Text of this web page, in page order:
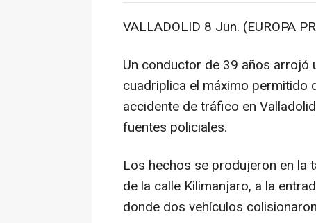
VALLADOLID 8 Jun. (EUROPA
Un conductor de 39 años arrojó
cuadriplica el máximo permitido
accidente de tráfico en
fuentes policiales.
Los hechos se produjeron en la
de la calle Kilimanjaro, a la
donde dos vehículos